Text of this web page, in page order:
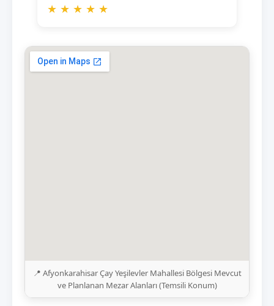
★ ★ ★ ★ ★
📍 Afyonkarahisar Çay Yeşilevler Mahallesi Bölgesi Mevcut
ve Planlanan Mezar Alanları (Temsili Konum)